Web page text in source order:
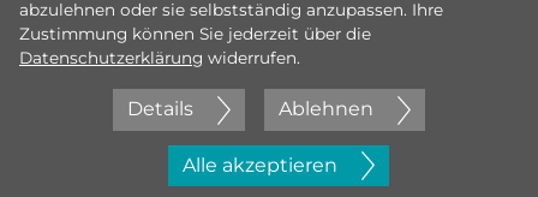
Jetzt initiativ bewerben
abzulehnen oder sie selbstständig anzupassen. Ihre
Zustimmung können Sie jederzeit über die
Datenschutzerklärung widerrufen.
Details Ablehnen
Alle akzeptieren